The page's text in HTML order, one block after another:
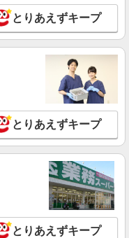
（接客・調理・清掃な
字広元146
詳細を見る
（接客・調理・清掃な
町柳ノ内36-1
詳細を見る
とりあえずキープ
とりあえずキープ
とりあえずキープ